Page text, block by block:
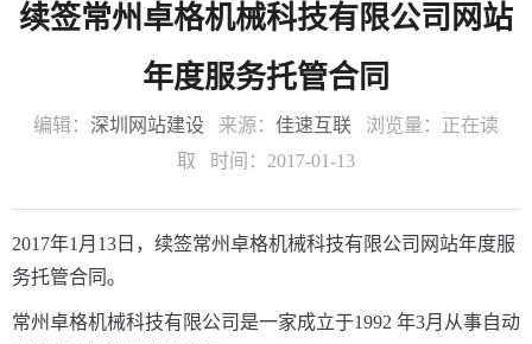
续签常州卓格机械科技有限公司网站
年度服务托管合同
编辑： 深圳网站建设 来源： 佳速互联 浏览量： 正在读
取 时间：2017-01-13
2017年1月13日，续签常州卓格机械科技有限公司网站年度服
务托管合同。
常州卓格机械科技有限公司是一家成立于1992 年3月从事自动